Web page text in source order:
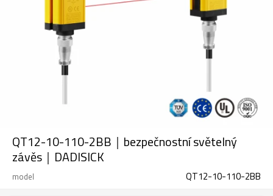
QT12-10-110-2BB｜bezpečnostní světelný
závěs｜DADISICK
model QT12-10-110-2BB